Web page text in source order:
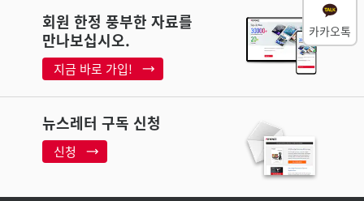
회원 한정 풍부한 자료를
만나보십시오.
지금 바로 가입!
뉴스레터 구독 신청
신청
카카오톡